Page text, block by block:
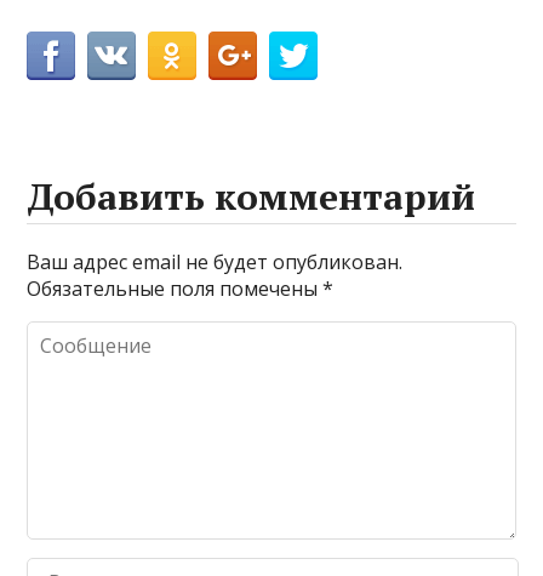
Добавить комментарий
Ваш адрес email не будет опубликован.
Обязательные поля помечены*